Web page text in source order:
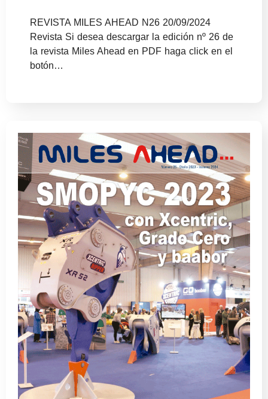
REVISTA MILES AHEAD N26 20/09/2024
Revista Si desea descargar la edición nº 26 de
la revista Miles Ahead en PDF haga click en el
botón…